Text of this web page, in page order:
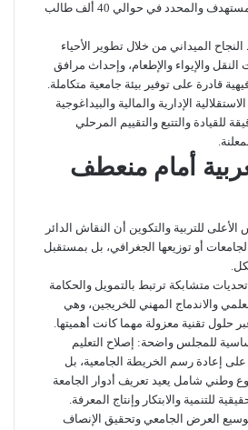
تتجاوز بكثير المتوسط المستهدف والمحدد في حوالي 40 ألف طالب
الميداني من خلال تطوير الأحياء
والإيواء والإطعام، وإحداث مرافق
قادرة على توفير بيئة جامعية متكاملة.
الإدارية والمالية والبيداغوجية
للقيادة والتتبع والتقييم المرحلي
أمام منعطف
للتربية والتكوين أن النقاش الدائر
أو توزيعها الجغرافي، بل بمستقبل
متشابكة ترتبط بالتمويل والحكامة
والاندماج المهني للخريجين، وهي
حلول تقنية معزولة مهما كانت أهميتها.
للمجلس واضحة: إصلاح التعليم
على إعادة رسم الخريطة الجامعية، بل
وطني شامل يعيد تعريف أدوار الجامعة
للتنمية والابتكار وإنتاج المعرفة.
العرض الجامعي وتحقيق الإنصاف